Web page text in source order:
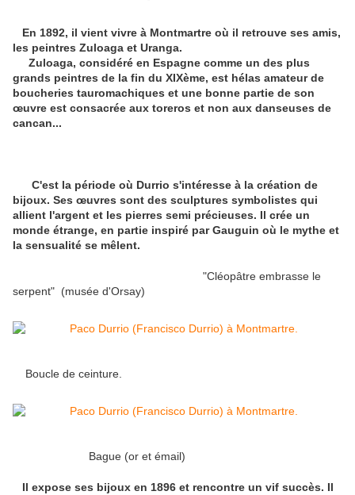
En 1892, il vient vivre à Montmartre où il retrouve ses amis,
les peintres Zuloaga et Uranga.
Zuloaga, considéré en Espagne comme un des plus
grands peintres de la fin du XIXème, est hélas amateur de
boucheries tauromachiques et une bonne partie de son
œuvre est consacrée aux toreros et non aux danseuses de
cancan...
C'est la période où Durrio s'intéresse à la création de
bijoux. Ses œuvres sont des sculptures symbolistes qui
allient l'argent et les pierres semi précieuses. Il crée un
monde étrange, en partie inspiré par Gauguin où le mythe et
la sensualité se mêlent.
"Cléopâtre embrasse le
serpent" (musée d'Orsay)
Boucle de ceinture.
Bague (or et émail)
Il expose ses bijoux en 1896 et rencontre un vif succès. Il